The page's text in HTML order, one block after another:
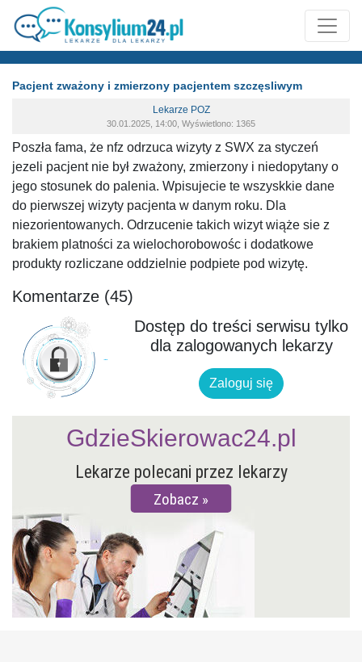
Pacjent zważony i zmierzony pacjentem szczęsliwym
Lekarze POZ
30.01.2025, 14:00, Wyświetlono: 1365
Poszła fama, że nfz odrzuca wizyty z SWX za styczeń
jezeli pacjent nie był zważony, zmierzony i niedopytany o
jego stosunek do palenia. Wpisujecie te wszyskkie dane
do pierwszej wizyty pacjenta w danym roku. Dla
niezorientowanych. Odrzucenie takich wizyt wiąże sie z
brakiem platności za wielochorobowośc i dodatkowe
produkty rozliczane oddzielnie podpiete pod wizytę.
Komentarze (45)
Dostęp do treści serwisu tylko
dla zalogowanych lekarzy
Zaloguj się
Lekarze polecani przez lekarzy
Zobacz
GdzieSkierowac24.pl